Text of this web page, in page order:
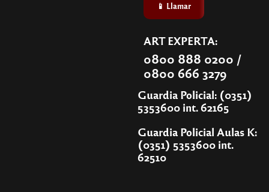
📱 Llamar
ART EXPERTA:
0800 888 0200 /
0800 666 3279
Guardia Policial: (0351)
5353600 int. 62165
Guardia Policial Aulas K:
(0351) 5353600 int.
62510